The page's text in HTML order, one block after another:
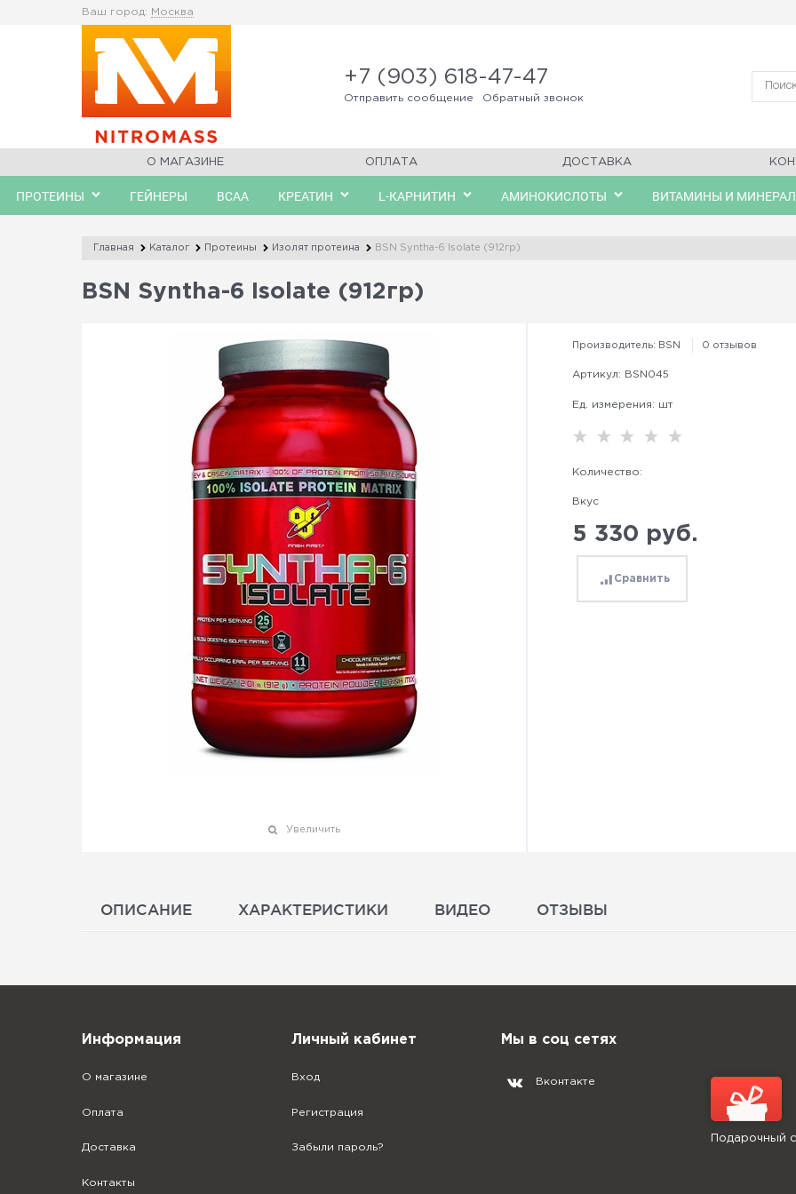
Ваш город: Москва
+7 (903) 618-47-47
Отправить сообщение Обратный звонок
О МАГАЗИНЕ ОПЛАТА ДОСТАВКА
ПРОТЕИНЫ ГЕЙНЕРЫ BCAA КРЕАТИН L-КАРНИТИН АМИНОКИСЛОТЫ ВИТАМИНЫ И
Главная Каталог Протеины Изолят протеина BSN Syntha-6 Isolate (912гр)
BSN Syntha-6 Isolate (912гр)
Увеличить
Производитель: BSN 0 отзывов
Артикул: BSN045
Ед. измерения: шт
Количество:
Вкус
5 330 руб.
Сравнить
ОПИСАНИЕ ХАРАКТЕРИСТИКИ ВИДЕО ОТЗЫВЫ
Информация
О магазине
Оплата
Доставка
Контакты
Личный кабинет
Вход
Регистрация
Забыли пароль?
Мы в соц сетях
Вконтакте
Подарочный